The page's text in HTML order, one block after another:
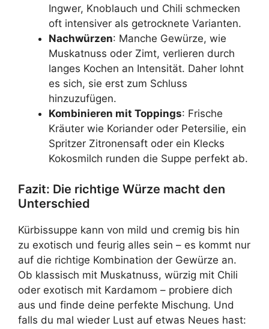
Ingwer, Knoblauch und Chili schmecken
oft intensiver als getrocknete Varianten.
Nachwürzen: Manche Gewürze, wie
Muskatnuss oder Zimt, verlieren durch
langes Kochen an Intensität. Daher lohnt
es sich, sie erst zum Schluss
hinzuzufügen.
Kombinieren mit Toppings: Frische
Kräuter wie Koriander oder Petersilie, ein
Spritzer Zitronensaft oder ein Klecks
Kokosmilch runden die Suppe perfekt ab.
Fazit: Die richtige Würze macht den
Unterschied
Kürbissuppe kann von mild und cremig bis hin
zu exotisch und feurig alles sein – es kommt nur
auf die richtige Kombination der Gewürze an.
Ob klassisch mit Muskatnuss, würzig mit Chili
oder exotisch mit Kardamom – probiere dich
aus und finde deine perfekte Mischung. Und
falls du mal wieder Lust auf etwas Neues hast: